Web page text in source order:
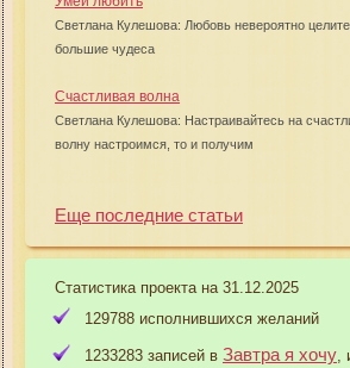
Светлана Кулешова: Любовь невероятно
большие чудеса
Счастливая волна
Светлана Кулешова: Настраивайтесь на
волну настроимся, то и получим
Еще последние статьи
Статистика проекта на 31.12.2025
129788 исполнившихся желаний
1233283 записей в Завтра я хочу